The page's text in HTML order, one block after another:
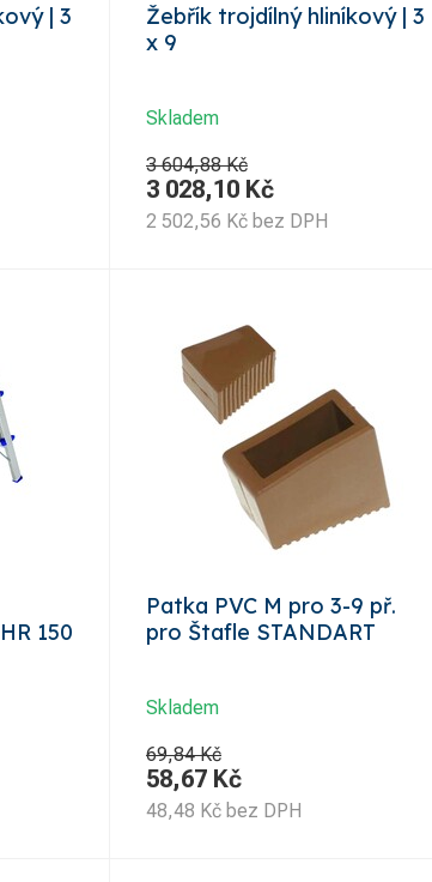
| 3
Žebřík trojdílný hliníkový | 3
x 9
Skladem
3 604,88 Kč
3 028,10 Kč
2 502,56 Kč bez DPH
150
Patka PVC M pro 3-9 př.
pro Štafle STANDART
Skladem
69,84 Kč
58,67 Kč
48,48 Kč bez DPH